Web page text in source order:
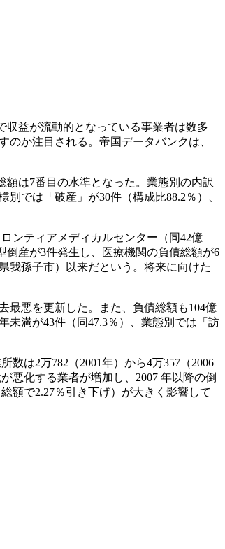
益が流動的となっている事業者は数多
か注目される。帝国データバンクは、
額は7番目の水準となった。業態別の内訳
では「破産」が30件（構成比88.2％）、
ンティアメディカルセンター（同42億
倒産が3件発生し、医療機関の負債総額が6
我孫子市）以来だという。将来に向けた
最悪を更新した。また、負債総額も104億
未満が43件（同47.3％）、業態別では「訪
は2万782（2001年）から4万357（2006
悪化する業者が増加し、2007 年以降の倒
額で2.27％引き下げ）が大きく影響して